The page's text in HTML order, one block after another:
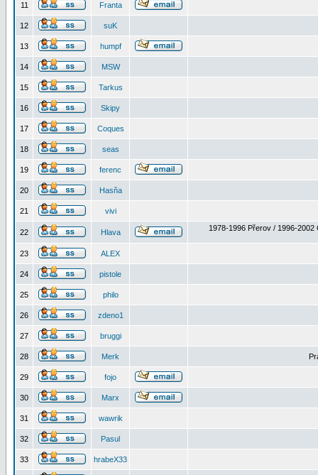
11 Franta
12 suK
13 humpf
14 MSW
15 Tarkus
16 Skipy
17 Coques
18 seas
19 ferenc
20 Hasňa
21 vivi
22 Hlava 1978-1996 Přerov / 1996-2002
23 ALEX
24 pistole
25 philo
26 zdeno1
27 bruggi
28 Merk
29 fojo
30 Marx
31 wawrik
32 Pasul
33 hrabeX33